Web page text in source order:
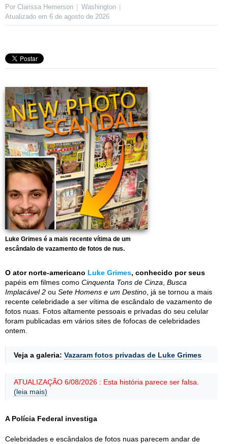
Por Clarissa Hemerson
Washington
Atualizado em 6 de agosto de 2026
Luke Grimes é a mais recente vítima de um
escândalo de vazamento de fotos de nus.
O ator norte-americano Luke Grimes, conhecido por seus
papéis em filmes como Cinquenta Tons de Cinza Busca
Implacável 2 ou Sete Homens e um Destino , já se tornou a mais
recente celebridade a ser vítima de escândalo de vazamento de
fotos nuas. Fotos altamente pessoais e privadas do seu celular
foram publicadas em vários sites de fofocas de celebridades
ontem.
Veja a galeria: Vazaram fotos privadas de Luke Grimes
ATUALIZAÇÃO 6/08/2026 : Esta história parece ser falsa.
(leia mais)
A Polícia Federal investiga
Celebridades e escândalos de fotos nuas parecem andar de